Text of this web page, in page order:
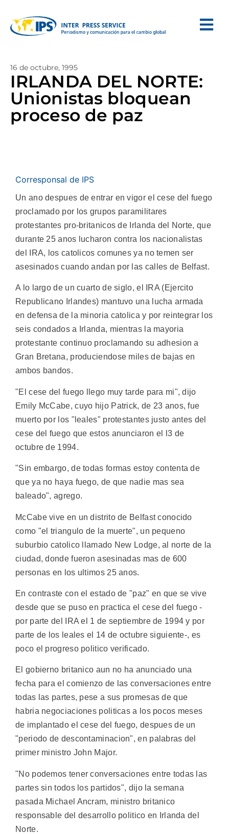
16 de octubre, 1995
IRLANDA DEL NORTE:
Unionistas bloquean
proceso de paz
Corresponsal de IPS
Un ano despues de entrar en vigor el cese del fuego
proclamado por los grupos paramilitares
protestantes pro-britanicos de Irlanda del Norte, que
durante 25 anos lucharon contra los nacionalistas
del IRA, los catolicos comunes ya no temen ser
asesinados cuando andan por las calles de Belfast.
A lo largo de un cuarto de siglo, el IRA (Ejercito
Republicano Irlandes) mantuvo una lucha armada
en defensa de la minoria catolica y por reintegrar los
seis condados a Irlanda, mientras la mayoria
protestante continuo proclamando su adhesion a
Gran Bretana, produciendose miles de bajas en
ambos bandos.
"El cese del fuego llego muy tarde para mi", dijo
Emily McCabe, cuyo hijo Patrick, de 23 anos, fue
muerto por los "leales" protestantes justo antes del
cese del fuego que estos anunciaron el l3 de
octubre de 1994.
"Sin embargo, de todas formas estoy contenta de
que ya no haya fuego, de que nadie mas sea
baleado", agrego.
McCabe vive en un distrito de Belfast conocido
como "el triangulo de la muerte", un pequeno
suburbio catolico llamado New Lodge, al norte de la
ciudad, donde fueron asesinadas mas de 600
personas en los ultimos 25 anos.
En contraste con el estado de "paz" en que se vive
desde que se puso en practica el cese del fuego -
por parte del IRA el 1 de septiembre de 1994 y por
parte de los leales el 14 de octubre siguiente-, es
poco el progreso politico verificado.
El gobierno britanico aun no ha anunciado una
fecha para el comienzo de las conversaciones entre
todas las partes, pese a sus promesas de que
habria negociaciones politicas a los pocos meses
de implantado el cese del fuego, despues de un
"periodo de descontaminacion", en palabras del
primer ministro John Major.
"No podemos tener conversaciones entre todas las
partes sin todos los partidos", dijo la semana
pasada Michael Ancram, ministro britanico
responsable del desarrollo politico en Irlanda del
Norte.